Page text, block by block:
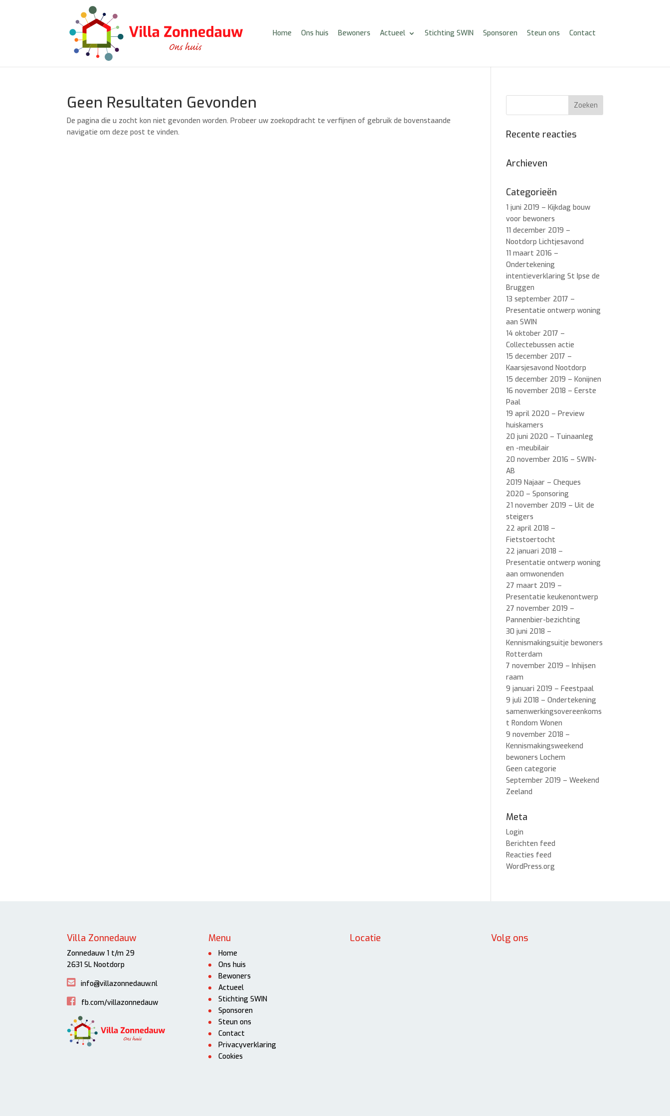
Home Ons huis Bewoners Actueel Stichting SWIN Sponsoren Steun ons Contact
Geen Resultaten Gevonden
De pagina die u zocht kon niet gevonden worden. Probeer uw zoekopdracht te verfijnen of gebruik de bovenstaande
navigatie om deze post te vinden.
Recente reacties
Archieven
Categorieën
1 juni 2019 – Kijkdag bouw
voor bewoners
11 december 2019 –
Nootdorp Lichtjesavond
11 maart 2016 –
Ondertekening
intentieverklaring St Ipse de
Bruggen
13 september 2017 –
Presentatie ontwerp woning
aan SWIN
14 oktober 2017 –
Collectebussen actie
15 december 2017 –
Kaarsjesavond Nootdorp
15 december 2019 – Konijnen
16 november 2018 – Eerste
Paal
19 april 2020 – Preview
huiskamers
20 juni 2020 – Tuinaanleg
en -meubilair
20 november 2016 – SWIN-
AB
2019 Najaar – Cheques
2020 – Sponsoring
21 november 2019 – Uit de
steigers
22 april 2018 –
Fietstoertocht
22 januari 2018 –
Presentatie ontwerp woning
aan omwonenden
27 maart 2019 –
Presentatie keukenontwerp
27 november 2019 –
Pannenbier-bezichting
30 juni 2018 –
Kennismakingsuitje bewoners
Rotterdam
7 november 2019 – Inhijsen
raam
9 januari 2019 – Feestpaal
9 juli 2018 – Ondertekening
samenwerkingsovereenkoms
t Rondom Wonen
9 november 2018 –
Kennismakingsweekend
bewoners Lochem
Geen categorie
September 2019 – Weekend
Zeeland
Meta
Login
Berichten feed
Reacties feed
WordPress.org
Villa Zonnedauw
Zonnedauw 1 t/m 29
2631 SL Nootdorp
info@villazonnedauw.nl
fb.com/villazonnedauw
Menu
Home
Ons huis
Bewoners
Actueel
Stichting SWIN
Sponsoren
Steun ons
Contact
Privacyverklaring
Cookies
Locatie Volg ons